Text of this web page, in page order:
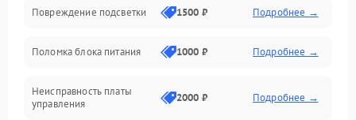
Неисправность звука
Механические повреждения
Повреждение подсветки 1500 ₽ Подробнее →
Поломка блока питания 1000 ₽ Подробнее →
Неисправность платы
управления
2000 ₽ Подробнее →